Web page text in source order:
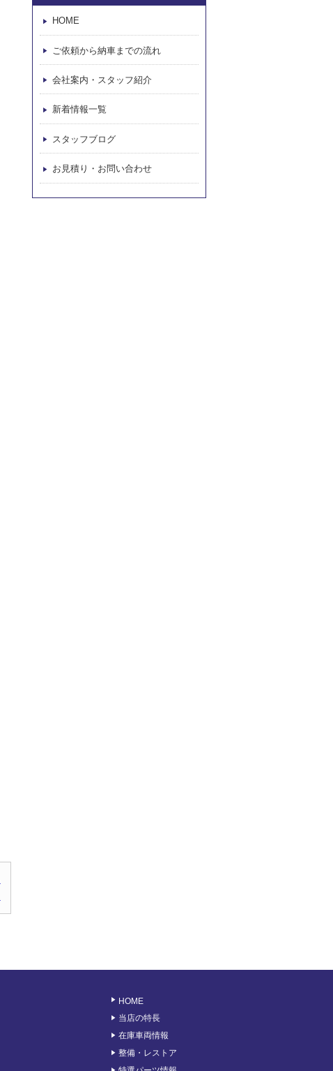
HOME
ご依頼から納車までの流れ
会社案内・スタッフ紹介
新着情報一覧
スタッフブログ
お見積り・お問い合わせ
HOME
当店の特長
在庫車両情報
整備・レストア